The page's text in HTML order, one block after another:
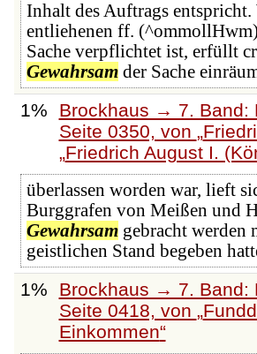
Inhalt des Auftrags
entliehenen ff.
Sache verpflichtet ist, erfüllt
Gewahrsamder Sache
1%
Brockhaus → 7. Band:
Seite 0350, von
Friedrich August I.
überlassen worden war, lieft
Burggrafen von Meißen und
Gewahrsamgebracht werden
geistlichen Stand begeben
1%
Brockhaus → 7. Band:
Seite 0418, von
Einkommen